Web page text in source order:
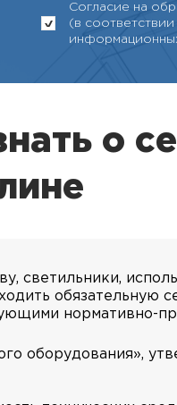
Согласие на
(в
о
светильники,
нормативно-
оборудования»,